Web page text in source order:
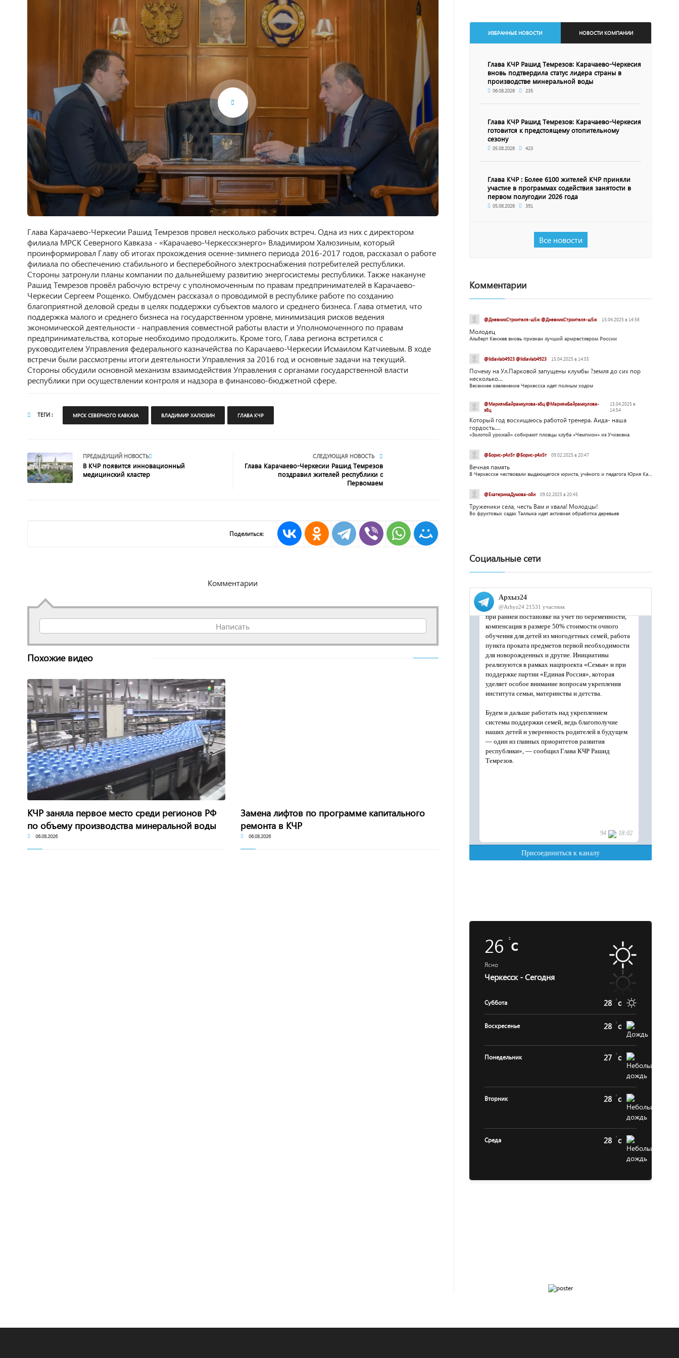
Глава Карачаево-Черкесии Рашид Темрезов провел несколько рабочих встреч. Одна из них с директором
филиала МРСК Северного Кавказа - «Карачаево-Черкесскэнерго» Владимиром Халюзиным, который
проинформировал Главу об итогах прохождения осенне-зимнего периода 2016-2017 годов, рассказал о работе
филиала по обеспечению стабильного и бесперебойного электроснабжения потребителей республики.
Стороны затронули планы компании по дальнейшему развитию энергосистемы республики. Также накануне
Рашид Темрезов провёл рабочую встречу с уполномоченным по правам предпринимателей в Карачаево-
Черкесии Сергеем Рощенко. Омбудсмен рассказал о проводимой в республике работе по созданию
благоприятной деловой среды в целях поддержки субъектов малого и среднего бизнеса. Глава отметил, что
поддержка малого и среднего бизнеса на государственном уровне, минимизация рисков ведения
экономической деятельности - направления совместной работы власти и Уполномоченного по правам
предпринимательства, которые необходимо продолжить. Кроме того, Глава региона встретился с
руководителем Управления федерального казначейства по Карачаево-Черкесии Исмаилом Катчиевым. В ходе
встречи были рассмотрены итоги деятельности Управления за 2016 год и основные задачи на текущий.
Стороны обсудили основной механизм взаимодействия Управления с органами государственной власти
республики при осуществлении контроля и надзора в финансово-бюджетной сфере.
ТЕГИ : МРСК СЕВЕРНОГО КАВКАЗА ВЛАДИМИР ХАЛЮЗИН ГЛАВА КЧР
ПРЕДЫДУЩИЙ НОВОСТЬ
В КЧР появится инновационный
медицинский кластер
СЛЕДУЮЩАЯ НОВОСТЬ
Глава Карачаево-Черкесии Рашид Темрезов
поздравил жителей республики с
Первомаем
Поделиться:
Комментарии
Написать
Похожие видео
КЧР заняла первое место среди регионов РФ
по объему производства минеральной воды
06.08.2026
Замена лифтов по программе капитального
ремонта в КЧР
06.08.2026
ИЗБРАННЫЕ НОВОСТИ НОВОСТИ КОМПАНИИ
Глава КЧР Рашид Темрезов: Карачаево-Черкесия
вновь подтвердила статус лидера страны в
производстве минеральной воды
06.08.2026 235
Глава КЧР Рашид Темрезов: Карачаево-Черкесия
готовится к предстоящему отопительному
сезону
05.08.2026 423
Глава КЧР : Более 6100 жителей КЧР приняли
участие в программах содействия занятости в
первом полугодии 2026 года
05.08.2026 391
Все новости
Комментарии
@ДневникСтроителя-ш5ж @ДневникСтроителя-ш5ж 15.04.2025 в 14:56
Молодец
Альберт Кенжев вновь признан лучший армрестлером России
@lidiavlab4923 @lidiavlab4923 15.04.2025 в 14:55
Почему на Ул.Парковой запущены клумбы ?земля до сих пор
несколько...
Весеннее озеленение Черкесска идет полным ходом
@МариямБайрамкулова-э8ц @МариямБайрамкулова-
э8ц
15.04.2025 в
14:54
Который год восхищаюсь работой тренера. Аида- наша
гордость....
«Золотой урожай» собирают пловцы клуба «Чемпион» из Учкекена
@Борис-р4л5т @Борис-р4л5т 09.02.2025 в 20:47
Вечная память
В Черкесске чествовали выдающегося юриста, учёного и педагога Юрия Калмыкова
@ЕкатеринаДумова-о8и 09.02.2025 в 20:45
Труженики села, честь Вам и хвала! Молодцы!
Во фруктовых садах Таллыка идет активная обработка деревьев
Социальные сети
26c
Ясно
Черкесск - Сегодня
Суббота 28 c
Воскресенье 28 c
Понедельник 27 c
Вторник 28 c
Среда 28 c